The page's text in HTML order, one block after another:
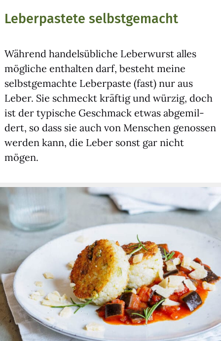
Leberpastete selbstgemacht
Wäh­rend han­dels­üb­li­che Leber­wurst alles
mög­li­che ent­hal­ten darf, besteht mei­ne
selbst­ge­mach­te Leber­pas­te (fast) nur aus
Leber. Sie schmeckt kräf­tig und wür­zig, doch
ist der typi­sche Geschmack etwas abge­mil­
dert, so dass sie auch von Men­schen genos­sen
wer­den kann, die Leber sonst gar nicht
mögen.